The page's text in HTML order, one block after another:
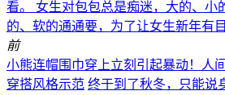
看。 女生对包包总是痴迷，大的、小
的、软的通通要，为了让女生新年有
前
小熊连帽围巾穿上立刻引起暴动！人
穿搭风格示范 终于到了秋冬，只能说